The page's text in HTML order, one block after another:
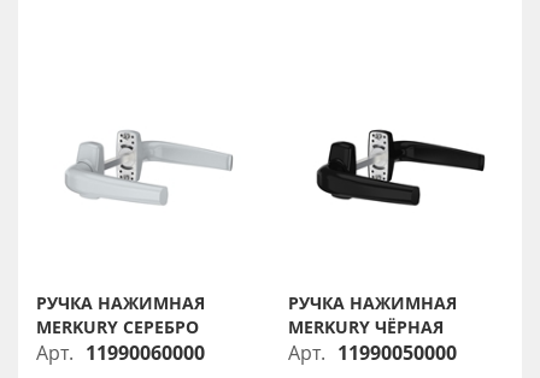
РУЧКА НАЖИМНАЯ
MERKURY СЕРЕБРО
Арт. 11990060000
РУЧКА НАЖИМНАЯ
MERKURY ЧЁРНАЯ
Арт. 11990050000